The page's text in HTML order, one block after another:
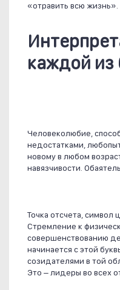
«отравить всю жизнь».
каждой из
Человеколюбие,
недостатками,
новому в любом
навязчивости.
Точка отсчета, символ
Стремление к
совершенствованию
начинается с этой
созидателями в той
Это – лидеры во всех